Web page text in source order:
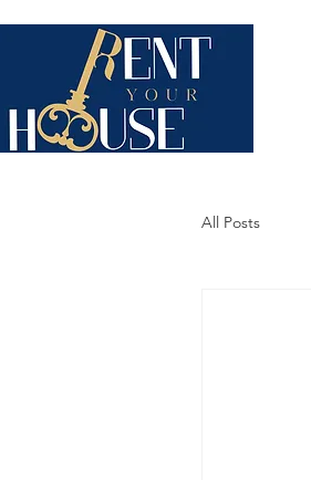
All Posts